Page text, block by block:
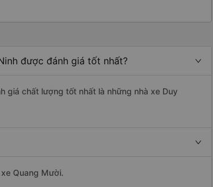
được đánh giá tốt nhất?
giá chất lượng tốt nhất là những nhà xe Duy
Quang Mười.